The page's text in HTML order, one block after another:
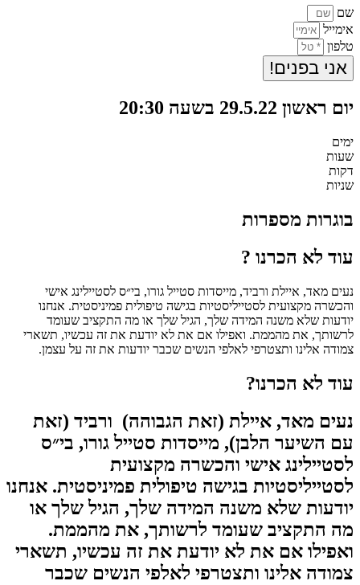
שם
אימייל
טלפון
אני בפנים!
יום ראשון 29.5.22 בשעה 20:30
ימים
שעות
דקות
שניות
בוגרות מספרות
עוד לא הכרנו ?
נעים מאד, איילת ורביד, מייסדות סטייל גורו, בי״ס לסטיילינג אישי
והכשרה מקצועית לסטייליסטיות בגישה טיפולית פמיניסטית. אנחנו
יודעות שלא משנה המידה שלך, הגיל שלך או מה התקציב שעומד
לרשותך, את מהממת. ואפילו אם את לא יודעת את זה עכשיו, תשארי
צמודה אלינו ותצטרפי לאלפי הנשים שכבר יודעות את זה על עצמן.
עוד לא הכרנו?
נעים מאד, איילת (זאת הגבוהה) ורביד (זאת
עם השיער הלבן), מייסדות סטייל גורו, בי״ס
לסטיילינג אישי והכשרה מקצועית
לסטייליסטיות בגישה טיפולית פמיניסטית. אנחנו
יודעות שלא משנה המידה שלך, הגיל שלך או
מה התקציב שעומד לרשותך, את מהממת.
ואפילו אם את לא יודעת את זה עכשיו, תשארי
צמודה אלינו ותצטרפי לאלפי הנשים שכבר